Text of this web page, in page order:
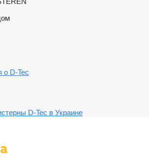
о D-Tec
D-Tec в Украине